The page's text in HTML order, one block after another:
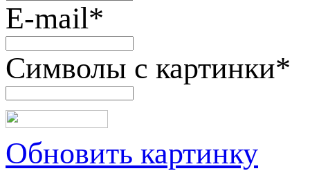
E-mail*
Символы с картинки*
Обновить картинку